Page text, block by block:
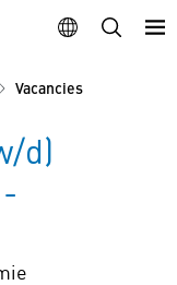
Vacancies
d)